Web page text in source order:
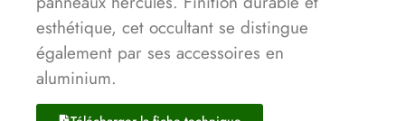
esthétique, cet occultant se distingue
également par ses accessoires en
aluminium.